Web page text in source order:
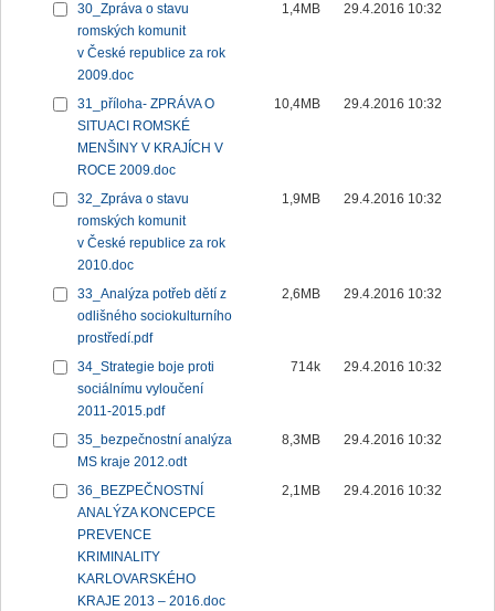
30_Zpráva o stavu
romských komunit
v České republice za rok
2009.doc
1,4MB 29.4.2016 10:32
31_příloha- ZPRÁVA O
SITUACI ROMSKÉ
MENŠINY V KRAJÍCH V
ROCE 2009.doc
10,4MB 29.4.2016 10:32
32_Zpráva o stavu
romských komunit
v České republice za rok
2010.doc
1,9MB 29.4.2016 10:32
33_Analýza potřeb dětí z
odlišného sociokulturního
prostředí.pdf
2,6MB 29.4.2016 10:32
34_Strategie boje proti
sociálnímu vyloučení
2011-2015.pdf
714k 29.4.2016 10:32
35_bezpečnostní analýza
MS kraje 2012.odt
8,3MB 29.4.2016 10:32
36_BEZPEČNOSTNÍ
ANALÝZA KONCEPCE
PREVENCE
KRIMINALITY
KARLOVARSKÉHO
KRAJE 2013 – 2016.doc
2,1MB 29.4.2016 10:32